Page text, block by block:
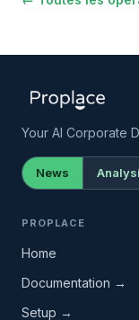
Your AI Corporate
News
PROPLACE
Home
Documentation →
Setup →